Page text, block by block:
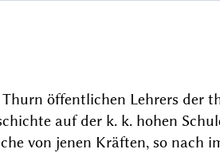
öffentlichen Lehrers der
auf der k. k. hohen
von jenen Kräften, so nach